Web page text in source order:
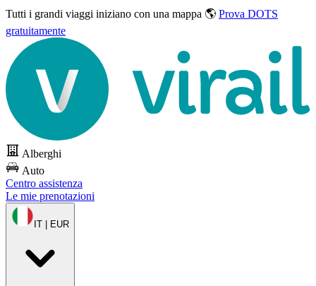
Tutti i grandi viaggi iniziano con una mappa 🌎 Prova DOTS
gratuitamente
Alberghi
Auto
Centro assistenza
Le mie prenotazioni
IT | EUR